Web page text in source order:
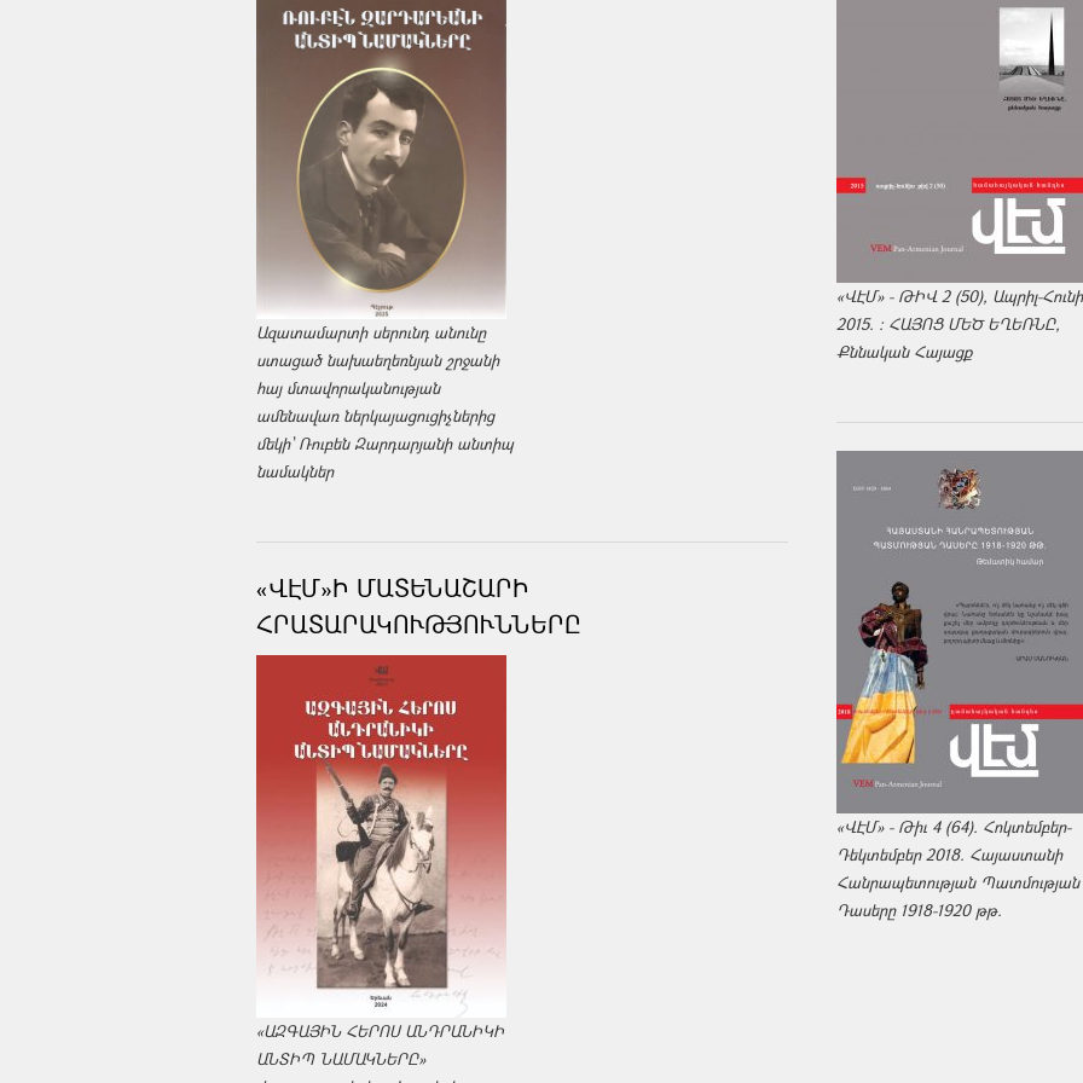
Ազատամարտի սերունդ անունը
ստացած նախաեղեռնյան շրջանի
հայ մտավորականության
ամենավառ ներկայացուցիչներից
մեկի՝ Ռուբեն Զարդարյանի անտիպ
նամակներ
«ՎԷՄ»Ի ՄԱՏԵՆԱՇԱՐԻ
ՀՐԱՏԱՐԱԿՈՒԹՅՈՒՆՆԵՐԸ
«ԱԶԳԱՅԻՆ ՀԵՐՈՍ ԱՆԴՐԱՆԻԿԻ
ԱՆՏԻՊ ՆԱՄԱԿՆԵՐԸ»
«ՎԷՄ» - ԹԻՎ 2 (50), Ապրիլ-
2015. : ՀԱՅՈՑ ՄԵԾ ԵՂԵՌՆԸ,
Քննական Հայացք
«ՎԷՄ» - Թիւ 4 (64). Հոկտեմբեր-
Դեկտեմբեր 2018. Հայաստանի
Հանրապետության Պատմության
Դասերը 1918-1920 թթ.